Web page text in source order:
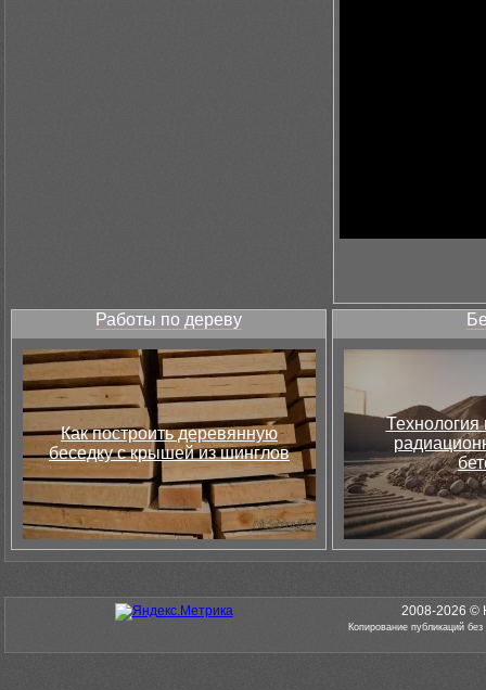
Работы по дереву
Как построить деревянную
беседку с крышей из шинглов
Технология
2008-2026 ©
Копирование публикаций